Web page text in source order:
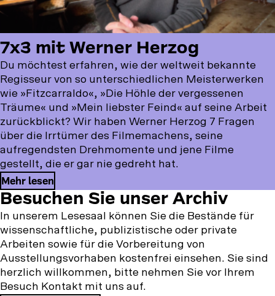
7x3 mit Werner Herzog
Du möchtest erfahren, wie der weltweit bekannte
Regisseur von so unterschiedlichen Meisterwerken
wie »Fitzcarraldo«, »Die Höhle der vergessenen
Träume« und »Mein liebster Feind« auf seine Arbeit
zurückblickt? Wir haben Werner Herzog 7 Fragen
über die Irrtümer des Filmemachens, seine
aufregendsten Drehmomente und jene Filme
gestellt, die er gar nie gedreht hat.
Mehr lesen
Besuchen
Sie
unser
Archiv
Besuchen Sie unser Archiv
In unserem Lesesaal können Sie die Bestände für
wissenschaftliche, publizistische oder private
Arbeiten sowie für die Vorbereitung von
Ausstellungsvorhaben kostenfrei einsehen. Sie sind
herzlich willkommen, bitte nehmen Sie vor Ihrem
Besuch Kontakt mit uns auf.